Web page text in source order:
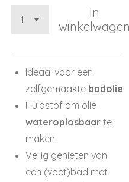
In
Ideaal voor een
zelfgemaakte badolie
Hulpstof om olie
wateroplosbaar te
maken
Veilig genieten van
een (voet)bad met